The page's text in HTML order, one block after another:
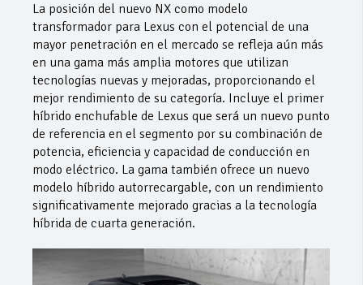
La posición del nuevo NX como modelo
transformador para Lexus con el potencial de una
mayor penetración en el mercado se refleja aún más
en una gama más amplia motores que utilizan
tecnologías nuevas y mejoradas, proporcionando el
mejor rendimiento de su categoría. Incluye el primer
híbrido enchufable de Lexus que será un nuevo punto
de referencia en el segmento por su combinación de
potencia, eficiencia y capacidad de conducción en
modo eléctrico. La gama también ofrece un nuevo
modelo híbrido autorrecargable, con un rendimiento
significativamente mejorado gracias a la tecnología
híbrida de cuarta generación.